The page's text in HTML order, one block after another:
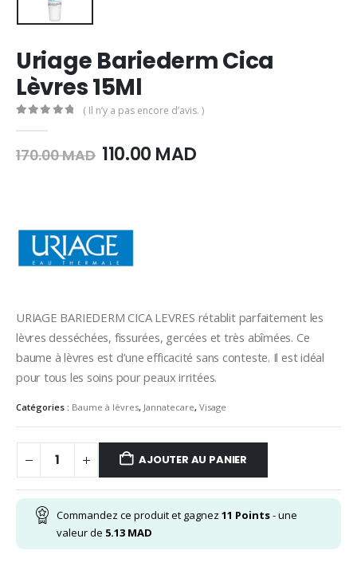
Uriage Bariederm Cica
Lèvres 15Ml
( Il n’y a pas encore d’avis. )
170.00MAD Le
170.00
MAD.
110.00 MADLe
URIAGE BARIEDERM CICA LEVRES rétablit parfaitement les
lèvres desséchées, fissurées, gercées et très abîmées. Ce
baume à lèvres est d’une efficacité sans conteste. Il est idéal
pour tous les soins pour peaux irritées.
Catégories : Baume à lèvres, Jannatecare, Visage
AJOUTER AU PANIER
Commandez ce produit et gagnez 11 Points- une
valeur de 5.13 MAD